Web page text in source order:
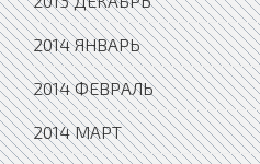
2014 ЯНВАРЬ
2014 ФЕВРАЛЬ
2014 МАРТ